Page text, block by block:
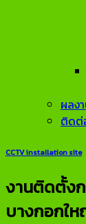
ผลง
ติดต่
CCTV installation site
งานติดตั้ง
บางกอกใ